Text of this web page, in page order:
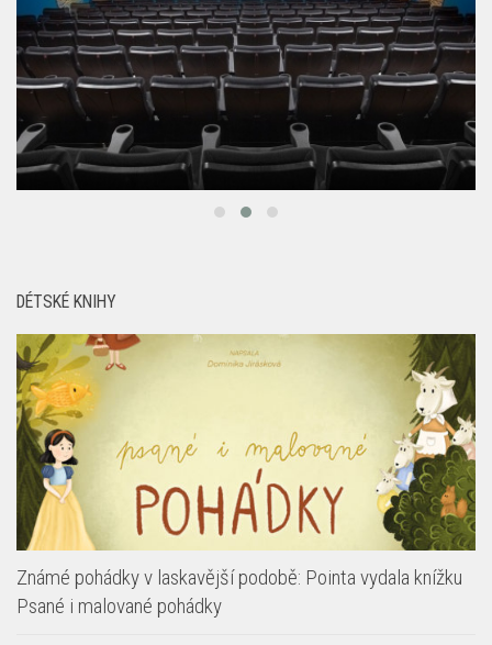
DÉTSKÉ KNIHY
Známé pohádky v laskavější podobě: Pointa vydala knížku
Psané i malované pohádky